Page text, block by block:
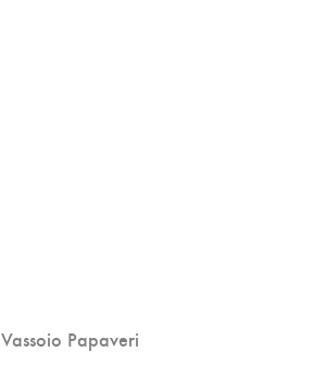
Vassoio Papaveri